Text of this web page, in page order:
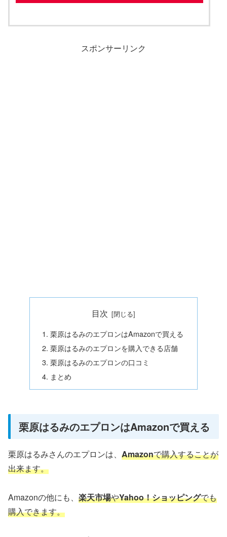
スポンサーリンク
目次
栗原はるみのエプロンはAmazonで買える
栗原はるみのエプロンを購入できる店舗
栗原はるみのエプロンの口コミ
まとめ
栗原はるみのエプロンはAmazonで買える
栗原はるみさんのエプロンは、 Amazonで購入することが
出来ます。
Amazonの他にも、 楽天市場やYahoo！ショッピングでも
購入できます。